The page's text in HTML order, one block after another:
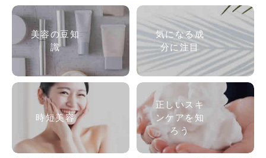
美容の豆知
識
気になる成
分に注目
時短美容
正しいスキ
ンケアを知
ろう